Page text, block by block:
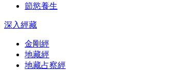
節慾養生
深入經藏
金剛經
地藏經
地藏占察經